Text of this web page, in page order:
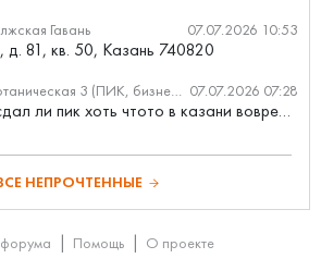
Гавань 07.07.2026 10:53
д. 81, кв. 50, Казань 740820
Гость 2084, Ботаническая 3 (ПИК, бизнес-класс) 07.07.2026 07:28
проверьте, сдал ли пик хоть чтото в казани вовремя?
НЕПРОЧТЕННЫЕ
Помощь О проекте